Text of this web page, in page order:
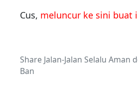
Cus, meluncur ke sini buat
Share Jalan-Jalan Selalu Aman
Ban